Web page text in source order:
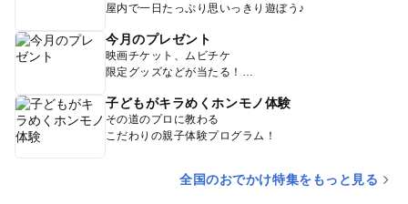
屋内で一日たっぷり思いっきり遊ぼう♪
今月のプレゼント
映画チケット、ムビチケ
限定グッズなどが当たる！
子どもがキラめくホンモノ体験
その道のプロに教わる
こだわりの親子体験プログラム！
全国のおでかけ特集をもっと見る